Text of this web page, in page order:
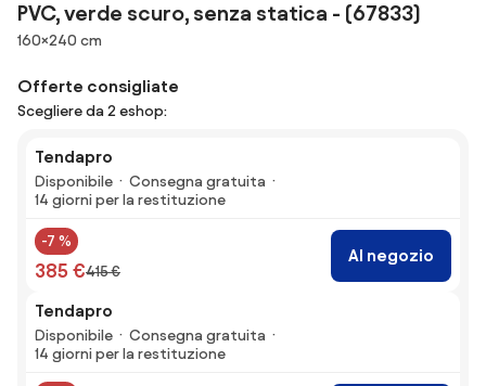
PVC, verde scuro, senza statica - (67833)
Dimensioni
160×240 cm
Offerte consigliate
Scegliere da 2 eshop:
Tendapro
Disponibile
Consegna gratuita
14 giorni per la restituzione
-7 %
385 €415 €
Al negozio
Tendapro
Disponibile
Consegna gratuita
14 giorni per la restituzione